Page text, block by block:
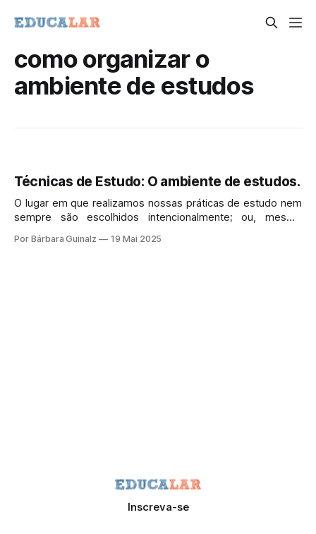
como organizar o
ambiente de estudos
Técnicas de Estudo: O ambiente de estudos.
O lugar em que realizamos nossas práticas de estudo nem
sempre são escolhidos intencionalmente; ou, mesmo
bem elaborados.
Por Bárbara Guinalz 19 Mai 2025
Inscreva-se